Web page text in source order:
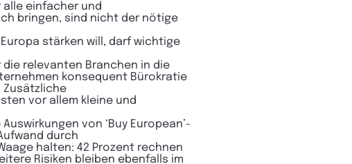
alle einfacher und
bringen, sind nicht der nötige
stärken will, darf wichtige
die relevanten Branchen in die
konsequent Bürokratie
Zusätzliche
vor allem kleine und
von ‘Buy European’-
durch
halten: 42 Prozent rechnen
Risiken bleiben ebenfalls im